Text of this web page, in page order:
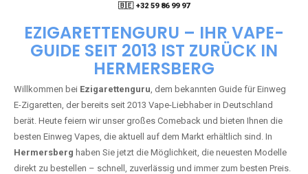
🇧🇪 +32 59 86 99 97
EZIGARETTENGURU – IHR VAPE-
GUIDE SEIT 2013 IST ZURÜCK IN
HERMERSBERG
Willkommen bei Ezigarettenguru, dem bekannten Guide für Einweg
E-Zigaretten, der bereits seit 2013 Vape-Liebhaber in Deutschland
berät. Heute feiern wir unser großes Comeback und bieten Ihnen die
besten Einweg Vapes, die aktuell auf dem Markt erhältlich sind. In
Hermersberg haben Sie jetzt die Möglichkeit, die neuesten Modelle
direkt zu bestellen – schnell, zuverlässig und immer zum besten Preis.